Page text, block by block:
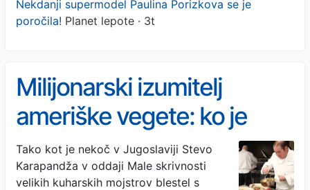
Nekdanji supermodel Paulina Porizkova se je
poročila! Planet lepote · 3t
Milijonarski izumitelj
ameriške vegete: ko je
zavpil »Bam!«, so prijeli za
kuhalnice
Tako kot je nekoč v Jugoslaviji Stevo
Karapandža v oddaji Male skrivnosti
velikih kuharskih mojstrov blestel s